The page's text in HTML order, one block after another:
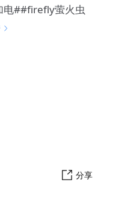
电##firefly萤火虫
分享